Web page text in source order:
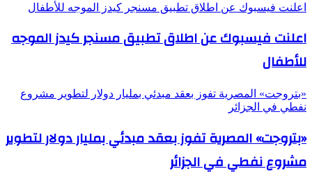
اعلنت فيسبوك عن اطلاق تطبيق مسنجر كيدز الموجه للأطفال
اعلنت فيسبوك عن اطلاق تطبيق مسنجر كيدز الموجه
للأطفال
«بتروجت» المصرية تفوز بعقد مبدئي بمليار دولار لتطوير مشروع
نفطي في الجزائر
«بتروجت» المصرية تفوز بعقد مبدئي بمليار دولار لتطوير
مشروع نفطي في الجزائر